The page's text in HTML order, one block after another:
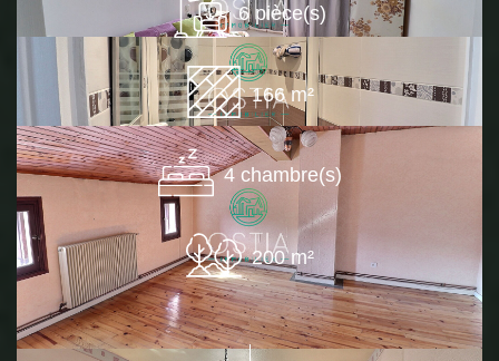
6 pièce(s)
166 m²
4 chambre(s)
200 m²